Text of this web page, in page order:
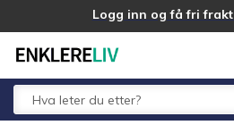
Logg inn og få fri frakt